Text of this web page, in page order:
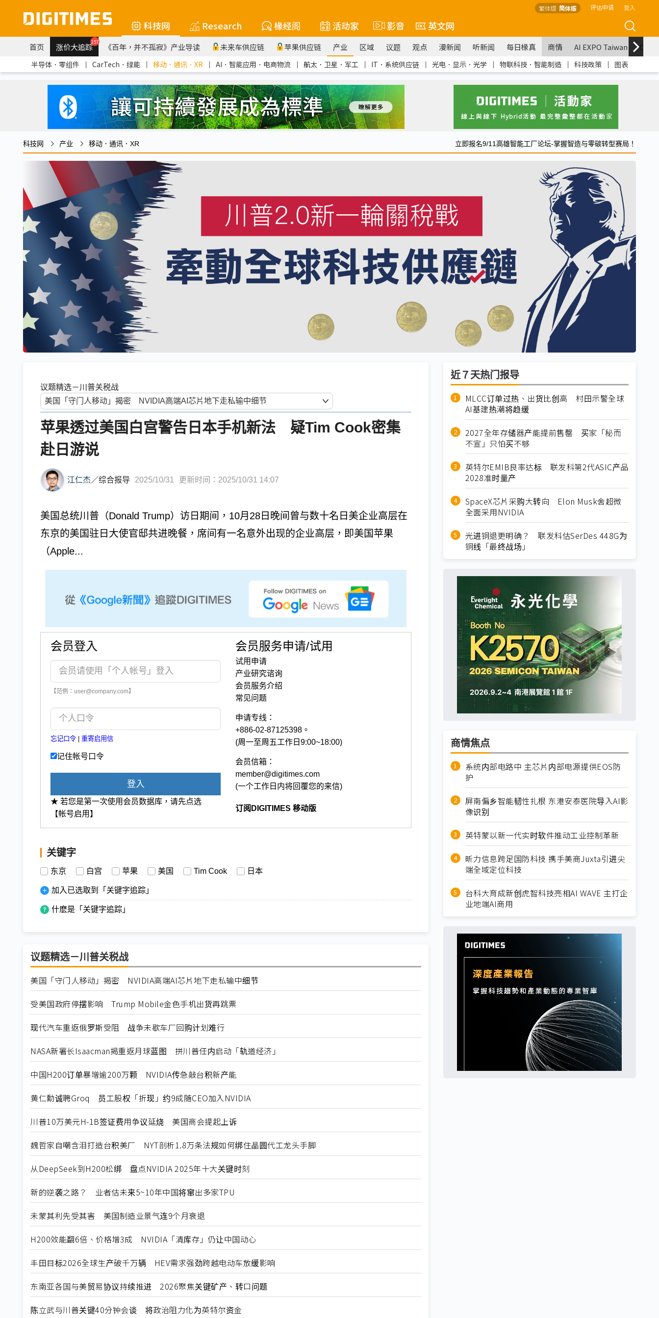
繁体版 简体版 评估申请 登入
科技网 Research 椽经阁 活动家 影音 英文网
首页 涨价大追踪257 《百年，并不孤寂》产业导读 未来车供应链 苹果供应链 产业 区域 议题 观点 漫新闻 听新闻 每日椽真 商情 AI EXPO Taiwan
半导体．零组件 ｜ CarTech．绿能 ｜ 移动．通讯．XR ｜ AI．智能应用．电商物流 ｜ 航太．卫星．军工 ｜ IT．系统供应链 ｜ 光电．显示．光学 ｜ 物联科技．智能制造 ｜ 科技政策 ｜ 图表
科技网 产业 移动．通讯．XR 立即报名9/11高雄智能工厂论坛-掌握智造与零碳转型赛局！
议题精选－川普关税战
苹果透过美国白宫警告日本手机新法 疑Tim Cook密集
赴日游说
江仁杰 ／综合报导 2025/10/31 更新时间：2025/10/31 14:07
美国总统川普（Donald Trump）访日期间，10月28日晚间曾与数十名日美企业高层在
东京的美国驻日大使官邸共进晚餐，席间有一名意外出现的企业高层，即美国苹果
（Apple...
会员登入
【范例：user@company.com】
忘记口令 | 重寄启用信
记住帐号口令
登入
★ 若您是第一次使用会员数据库，请先点选
【帐号启用】
会员服务申请/试用
试用申请
产业研究谘询
会员服务介绍
常见问题
申请专线：
+886-02-87125398。
(周一至周五工作日9:00~18:00)
会员信箱：
member@digitimes.com
(一个工作日内将回覆您的来信)
订阅DIGITIMES 移动版
关键字
东京 白宫 苹果 美国 Tim Cook 日本
加入已选取到「关键字追踪」
什麽是「关键字追踪」
议题精选－川普关税战
美国「守门人移动」揭密 NVIDIA高端AI芯片地下走私输中细节
受美国政府停摆影响 Trump Mobile金色手机出货再跳票
现代汽车重返俄罗斯受阻 战争未歇车厂回购计划难行
NASA新署长Isaacman揭重返月球蓝图 拼川普任内启动「轨道经济」
中国H200订单暴增逾200万颗 NVIDIA传急敲台积新产能
黄仁勳诚聘Groq 员工股权「折现」约9成随CEO加入NVIDIA
川普10万美元H-1B签证费用争议延烧 美国商会提起上诉
魏哲家自嘲含泪打造台积美厂 NYT剖析1.8万条法规如何绑住晶圆代工龙头手脚
从DeepSeek到H200松绑 盘点NVIDIA 2025年十大关键时刻
新的逆袭之路？ 业者估未来5~10年中国将窜出多家TPU
未蒙其利先受其害 美国制造业景气连9个月衰退
H200效能翻6倍、价格增3成 NVIDIA「清库存」仍让中国动心
丰田目标2026全球生产破千万辆 HEV需求强劲跨越电动车放缓影响
东南亚各国与美贸易协议持续推进 2026聚焦关键矿产、转口问题
陈立武与川普关键40分钟会谈 将政治阻力化为英特尔资金
近７天热门报导
MLCC订单过热、出货比创高 村田示警全球
AI基建热潮将趋缓
2027全年存储器产能提前售罄 买家「秘而
不宣」只怕买不够
英特尔EMIB良率达标 联发科第2代ASIC产品
2028准时量产
SpaceX芯片采购大转向 Elon Musk舍超微
全面采用NVIDIA
光进铜退更明确？ 联发科估SerDes 448G为
铜线「最终战场」
商情焦点
系统内部电路中 主芯片内部电源提供EOS防
护
屏南偏乡智能韧性扎根 东港安泰医院导入AI影
像识别
英特蒙以新一代实时软件推动工业控制革新
昕力信息跨足国防科技 携手美商Juxta引进尖
端全域定位科技
台科大育成新创虎智科技亮相AI WAVE 主打企
业地端AI商用